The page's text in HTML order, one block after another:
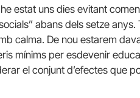
estat uns dies evitant
abans dels setze
calma. De nou estarem
mínims per esdevenir
el conjunt d’efectes que